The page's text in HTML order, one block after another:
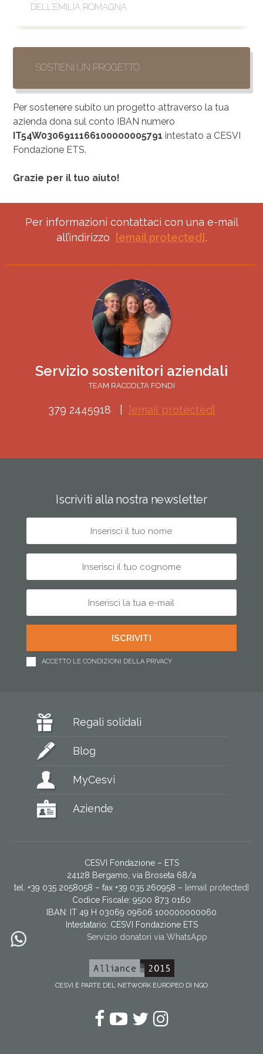
DELL’EMILIA ROMAGNA
SOSTIENI UN PROGETTO
Per sostenere subito un progetto attraverso la tua
azienda dona sul conto IBAN numero
IT54W0306911166100000005791 intestato a CESVI
Fondazione ETS.
Grazie per il tuo aiuto!
Helpdesk
Corporate
Per informazioni contattaci con una e-mail
all’indirizzo [email protected].
Servizio sostenitori aziendali
TEAM RACCOLTA FONDI
379 2445918 [email protected]
Iscriviti alla nostra newsletter
ACCETTO LE CONDIZIONI DELLA PRIVACY
Regali solidali
Blog
MyCesvi
Aziende
CESVI Fondazione – ETS
24128 Bergamo, via Broseta 68/a
tel. +39 035 2058058 – fax +39 035 260958 – [email protected]
Codice Fiscale: 9500 873 0160
IBAN: IT 49 H 03069 09606 100000000060
Intestatario: CESVI Fondazione ETS
Servizio donatori via WhatsApp
CESVI È PARTE DEL NETWORK EUROPEO DI NGO
Facebook
YouTube
Twitter
Instagram